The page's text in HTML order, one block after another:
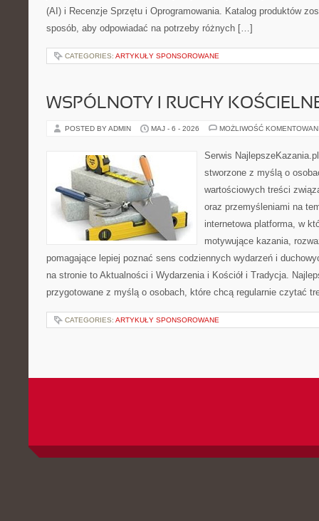
(AI) i Recenzje Sprzętu i Oprogramowania. Katalog produktów
sposób, aby odpowiadać na potrzeby różnych […]
CATEGORIES: ARTYKUŁY SPONSOROWANE
WSPÓLNOTY I RUCHY
POSTED BY ADMIN MAJ - 6 - 2026 MOŻLIWOŚĆ
Serwis
stworzone z myślą o
wartościowych treści
oraz przemyśleniami na
internetowa platforma, w
motywujące kazania,
pomagające lepiej poznać sens codziennych wydarzeń i
na stronie to Aktualności i Wydarzenia i Kościół i Tradycja.
przygotowane z myślą o osobach, które chcą regularnie czytać
CATEGORIES: ARTYKUŁY SPONSOROWANE